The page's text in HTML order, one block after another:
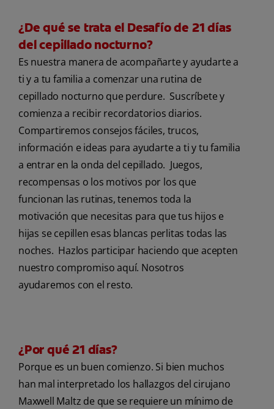
¿De qué se trata el Desafío de 21 días
del cepillado nocturno?
Es nuestra manera de acompañarte y ayudarte a
ti y a tu familia a comenzar una rutina de
cepillado nocturno que perdure. Suscríbete y
comienza a recibir recordatorios diarios.
Compartiremos consejos fáciles, trucos,
información e ideas para ayudarte a ti y tu familia
a entrar en la onda del cepillado. Juegos,
recompensas o los motivos por los que
funcionan las rutinas, tenemos toda la
motivación que necesitas para que tus hijos e
hijas se cepillen esas blancas perlitas todas las
noches. Hazlos participar haciendo que acepten
nuestro compromiso aquí. Nosotros
ayudaremos con el resto.
¿Por qué 21 días?
Porque es un buen comienzo. Si bien muchos
han mal interpretado los hallazgos del cirujano
Maxwell Maltz de que se requiere un mínimo de